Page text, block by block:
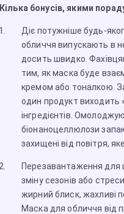
Кілька бонусів, якими
Діє потужніше будь-
обличчя випускають в
досить швидко.
тим, як маска буде
кремом або тоналкою.
один продукт виходить
інгредієнтів.
біонаноцеллюлози
захищені від повітря,
Перезавантаження для
зміну сезонів або
жирний блиск, жахливі
Маска для обличчя від